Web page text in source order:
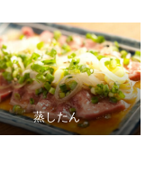
蒸したん